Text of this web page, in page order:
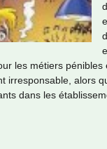
les métiers
irres­pon­sa­ble, alors
dans les